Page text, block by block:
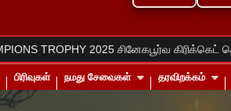
TROPHY 2025 சினேகபூர்வ கிரிக்கெட் தொடர்
பிரிவுகள் நமது சேவைகள் தரவிறக்கம்